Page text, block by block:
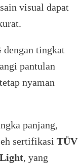
visual dapat
dengan tingkat
pantulan
nyaman
panjang,
sertifikasi TÜV
, yang